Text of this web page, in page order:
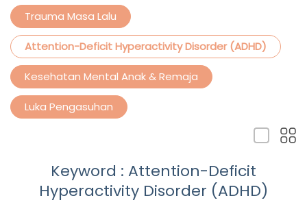
Trauma Masa Lalu
Attention-Deficit Hyperactivity Disorder (ADHD)
Kesehatan Mental Anak & Remaja
Luka Pengasuhan
Keyword : Attention-Deficit
Hyperactivity Disorder (ADHD)